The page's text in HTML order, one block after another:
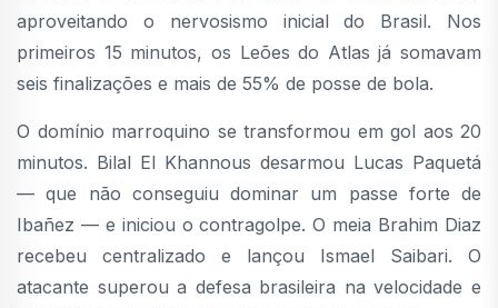
aproveitando o nervosismo inicial do Brasil. Nos
primeiros 15 minutos, os Leões do Atlas já somavam
seis finalizações e mais de 55% de posse de bola.
O domínio marroquino se transformou em gol aos 20
minutos. Bilal El Khannous desarmou Lucas Paquetá
— que não conseguiu dominar um passe forte de
Ibañez — e iniciou o contragolpe. O meia Brahim Diaz
recebeu centralizado e lançou Ismael Saibari. O
atacante superou a defesa brasileira na velocidade e